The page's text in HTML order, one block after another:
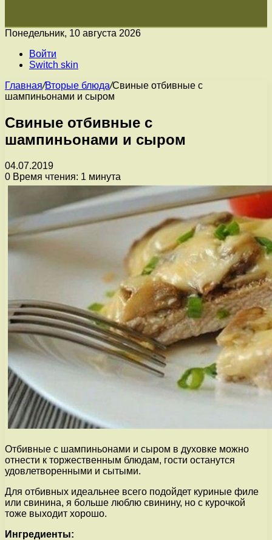
Понедельник, 10 августа 2026
Войти
Switch skin
Главная/Вторые блюда/Свиные отбивные с
шампиньонами и сыром
Свиные отбивные с
шампиньонами и сыром
04.07.2019
0 Время чтения: 1 минута
Отбивные с шампиньонами и сыром в духовке можно
отнести к торжественным блюдам, гости останутся
удовлетворенными и сытыми.
Для отбивных идеальнее всего подойдет куриные филе
или свинина, я больше люблю свинину, но с курочкой
тоже выходит хорошо.
Ингредиенты: